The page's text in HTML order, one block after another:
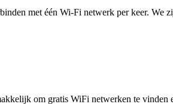
met één Wi-Fi netwerk per keer. We
om gratis WiFi netwerken te vinden